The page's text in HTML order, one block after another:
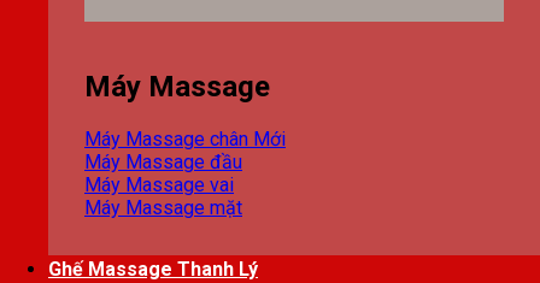
Máy Massage
Máy Massage chân
Máy Massage đầu
Máy Massage vai
Máy Massage mặt
Ghế Massage Thanh Lý